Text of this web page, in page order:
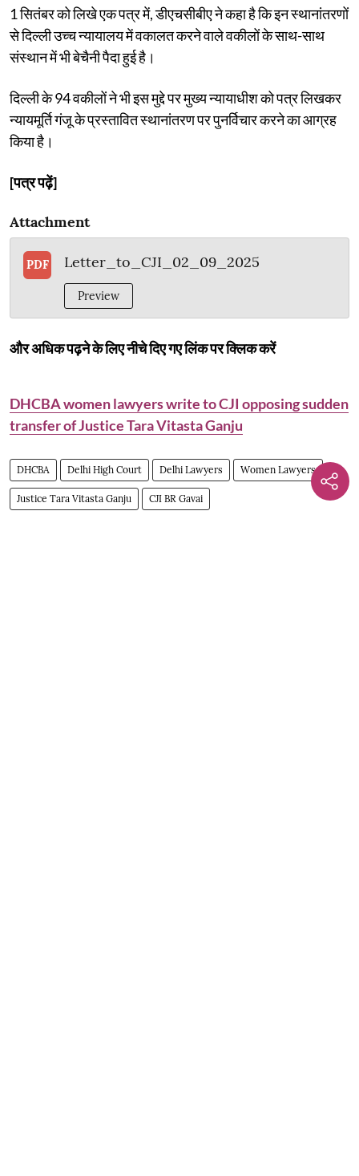
1 सितंबर को लिखे एक पत्र में, डीएचसीबीए ने कहा है कि इन स्थानांतरणों
से दिल्ली उच्च न्यायालय में वकालत करने वाले वकीलों के साथ-साथ
संस्थान में भी बेचैनी पैदा हुई है।
दिल्ली के 94 वकीलों ने भी इस मुद्दे पर मुख्य न्यायाधीश को पत्र लिखकर
न्यायमूर्ति गंजू के प्रस्तावित स्थानांतरण पर पुनर्विचार करने का आग्रह
किया है।
[पत्र पढ़ें]
Attachment
PDF Letter_to_CJI_02_09_2025
Preview
और अधिक पढ़ने के लिए नीचे दिए गए लिंक पर क्लिक करें
DHCBA women lawyers write to CJI opposing sudden
transfer of Justice Tara Vitasta Ganju
DHCBA Delhi High Court Delhi Lawyers Women Lawyers
Justice Tara Vitasta Ganju CJI BR Gavai